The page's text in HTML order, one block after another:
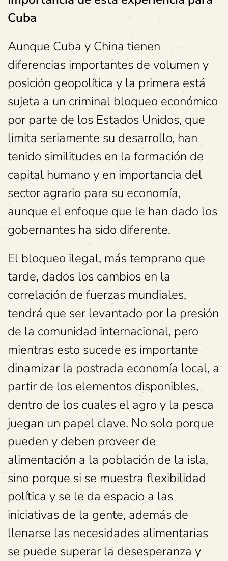
Cuba
Aunque Cuba y China tienen
diferencias importantes de volumen y
posición geopolítica y la primera está
sujeta a un criminal bloqueo económico
por parte de los Estados Unidos, que
limita seriamente su desarrollo, han
tenido similitudes en la formación de
capital humano y en importancia del
sector agrario para su economía,
aunque el enfoque que le han dado los
gobernantes ha sido diferente.
El bloqueo ilegal, más temprano que
tarde, dados los cambios en la
correlación de fuerzas mundiales,
tendrá que ser levantado por la presión
de la comunidad internacional, pero
mientras esto sucede es importante
dinamizar la postrada economía local, a
partir de los elementos disponibles,
dentro de los cuales el agro y la pesca
juegan un papel clave. No solo porque
pueden y deben proveer de
alimentación a la población de la isla,
sino porque si se muestra flexibilidad
política y se le da espacio a las
iniciativas de la gente, además de
llenarse las necesidades alimentarias
se puede superar la desesperanza y